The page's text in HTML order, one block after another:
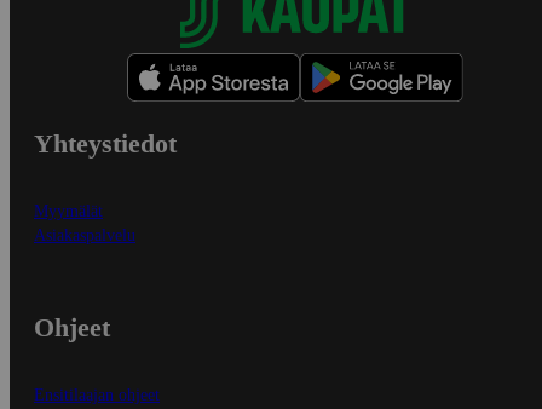
Yhteystiedot
Myymälät
Asiakaspalvelu
Ohjeet
Ensitilaajan ohjeet